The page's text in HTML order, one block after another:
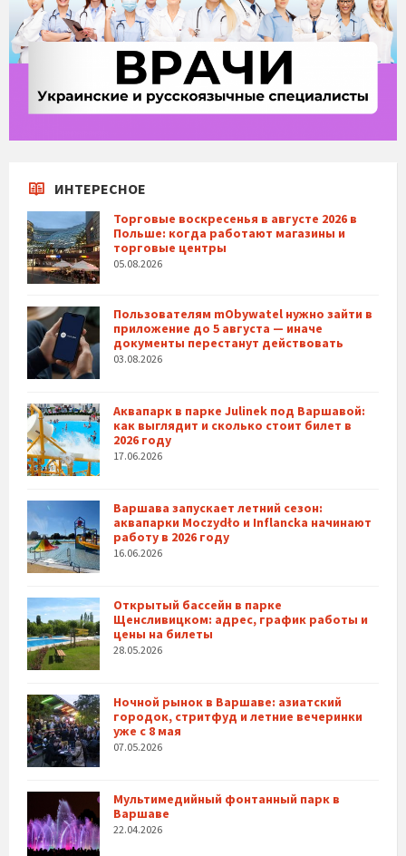
ИНТЕРЕСНОЕ
Торговые воскресенья в августе 2026 в
Польше: когда работают магазины и
торговые центры
05.08.2026
Пользователям mObywatel нужно зайти в
приложение до 5 августа — иначе
документы перестанут действовать
03.08.2026
Аквапарк в парке Julinek под Варшавой:
как выглядит и сколько стоит билет в
2026 году
17.06.2026
Варшава запускает летний сезон:
аквапарки Moczydło и Inflancka начинают
работу в 2026 году
16.06.2026
Открытый бассейн в парке
Щенсливицком: адрес, график работы и
цены на билеты
28.05.2026
Ночной рынок в Варшаве: азиатский
городок, стритфуд и летние вечеринки
уже с 8 мая
07.05.2026
Мультимедийный фонтанный парк в
Варшаве
22.04.2026